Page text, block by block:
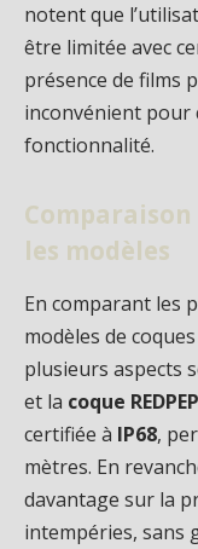
notent que
être limitée avec
présence de films
inconvénient pour
fonctionnalité.
les modèles
En comparant les
modèles de
plusieurs aspects
et la coque
certifiée à IP68,
mètres. En
davantage sur la
intempéries, sans